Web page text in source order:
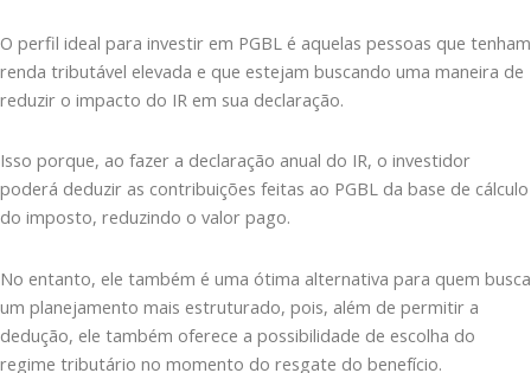
O perfil ideal para investir em PGBL é aquelas pessoas que tenham
renda tributável elevada e que estejam buscando uma maneira de
reduzir o impacto do IR em sua declaração.
Isso porque, ao fazer a declaração anual do IR, o investidor
poderá deduzir as contribuições feitas ao PGBL da base de cálculo
do imposto, reduzindo o valor pago.
No entanto, ele também é uma ótima alternativa para quem busca
um planejamento mais estruturado, pois, além de permitir a
dedução, ele também oferece a possibilidade de escolha do
regime tributário no momento do resgate do benefício.